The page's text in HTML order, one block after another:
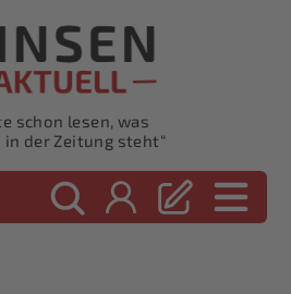
schon lesen, was
in der Zeitung steht“